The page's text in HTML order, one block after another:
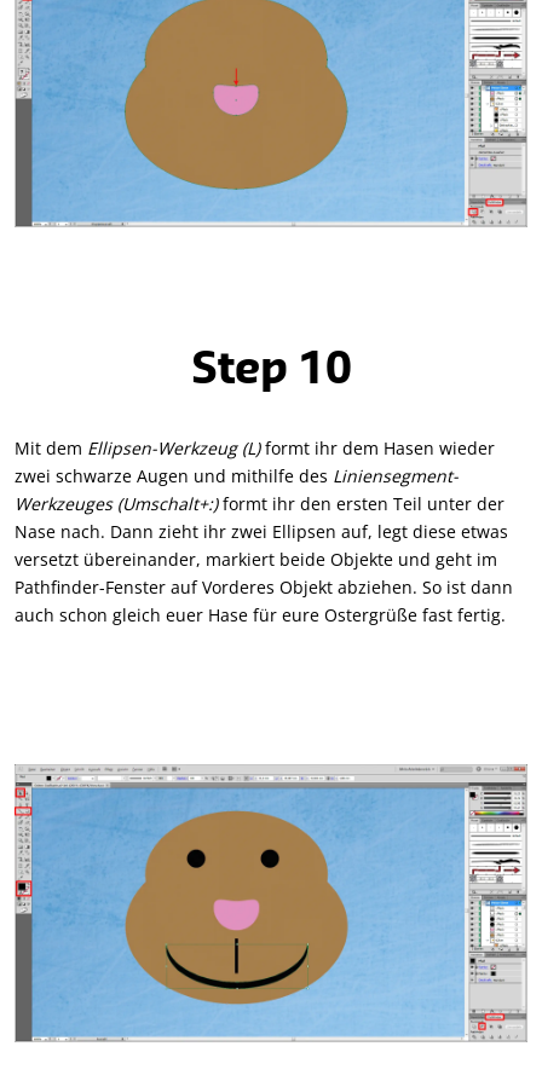
Step 10
Mit dem Ellipsen-Werkzeug (L)formt ihr dem Hasen wieder
zwei schwarze Augen und mithilfe des Liniensegment-
Werkzeuges (Umschalt+:)formt ihr den ersten Teil unter der
Nase nach. Dann zieht ihr zwei Ellipsen auf, legt diese etwas
versetzt übereinander, markiert beide Objekte und geht im
Pathfinder-Fenster auf Vorderes Objekt abziehen. So ist dann
auch schon gleich euer Hase für eure Ostergrüße fast fertig.